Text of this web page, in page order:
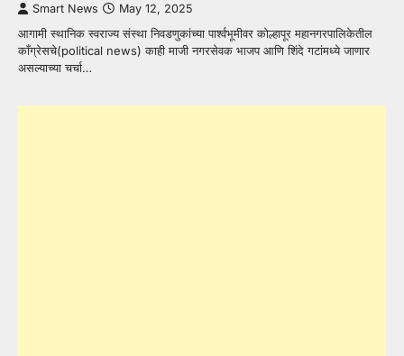
Smart News May 12, 2025
आगामी स्थानिक स्वराज्य संस्था निवडणुकांच्या पार्श्वभूमीवर कोल्हापूर महानगरपालिकेतील
काँग्रेसचे(political news) काही माजी नगरसेवक भाजप आणि शिंदे गटांमध्ये जाणार
असल्याच्या चर्चा…